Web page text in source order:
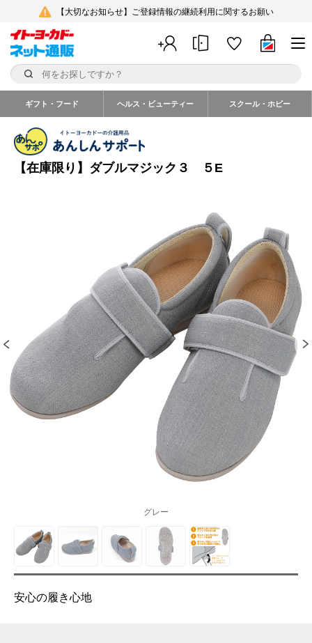
【大切なお知らせ】ご登録情報の継続利用に関するお願い
ギフト・フード ヘルス・ビューティー スクール・ホビー
【在庫限り】ダブルマジック３ ５E
グレー
安心の履き心地